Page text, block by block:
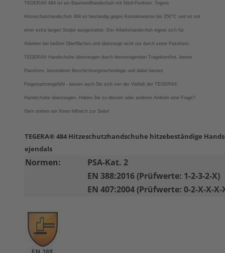
TEGERA® 484 ist ein Baumwollhandschuh mit Nitril-Punkten. Tegera
Hitzeschutzhandschuh 484 ist beständig gegen Kontaktwärme bis 250°C und ist mit
einer extra langen Stulpe ausgestattet. Der Arbeitshandschuh eignet sich für
Arbeiten bei heißen Oberflächen und überzeugt nicht nur durch seine Passform.
TEGERA® Handschuhe überzeugen durch hervorragenden Tragekomfort, bester
Passform, besonderer Beschichtungstechnologie und dabei bestes
Fingerspitzengefühl - lassen auch Sie sich von der Vielfalt der TEGERA®
Handschuhe überzeugen. Haben Sie zu diesem oder anderen Artikeln eine Frage?
Gern stehen wir Ihnen hilfreich zur Seite!
TEGERA® 484 Hitzeschutzhandschuhe hitzebeständige
ejendals
Normen:
PSA-Kat. 2
EN 388:2016 (Prüfwerte: 1-2-3-2-X)
EN 407:2004 (Prüfwerte: 0-2-X-X-X-